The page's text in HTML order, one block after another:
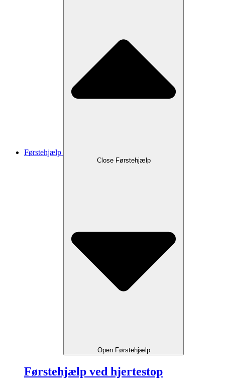
Førstehjælp
Close Førstehjælp
Open Førstehjælp
Førstehjælp ved hjertestop